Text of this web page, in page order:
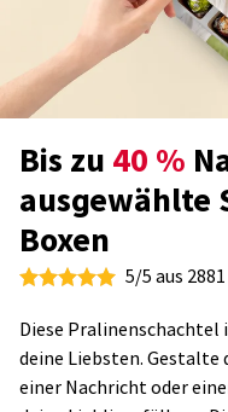
Bis zu 40 %
ausgewählte
Boxen
5/5 aus
Diese Pralinenschachtel
deine Liebsten. Gestalte
einer Nachricht oder